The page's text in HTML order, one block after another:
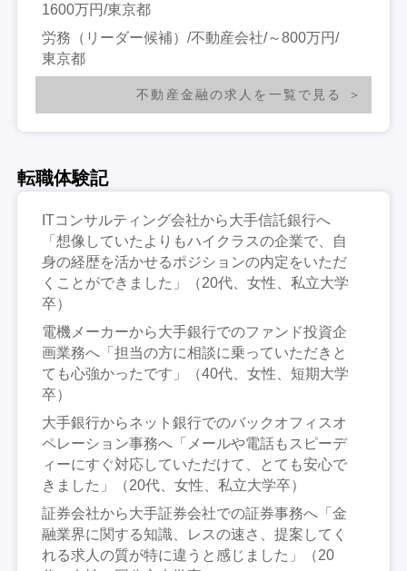
1600万円/東京都
労務（リーダー候補）/不動産会社/～800万円/
東京都
不動産金融の求人を一覧で見る
転職体験記
ITコンサルティング会社から大手信託銀行へ
「想像していたよりもハイクラスの企業で、自
身の経歴を活かせるポジションの内定をいただ
くことができました」（20代、女性、私立大学
卒）
電機メーカーから大手銀行でのファンド投資企
画業務へ「担当の方に相談に乗っていただきと
ても心強かったです」（40代、女性、短期大学
卒）
大手銀行からネット銀行でのバックオフィスオ
ペレーション事務へ「メールや電話もスピーデ
ィーにすぐ対応していただけて、とても安心で
きました」（20代、女性、私立大学卒）
証券会社から大手証券会社での証券事務へ「金
融業界に関する知識、レスの速さ、提案してく
れる求人の質が特に違うと感じました」（20